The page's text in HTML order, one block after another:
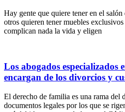
Hay gente que quiere tener en el salón
otros quieren tener muebles
complican nada la vida y eligen
Los abogados especializados
encargan de los divorcios y
El derecho de familia es una rama del
documentos legales por los que se